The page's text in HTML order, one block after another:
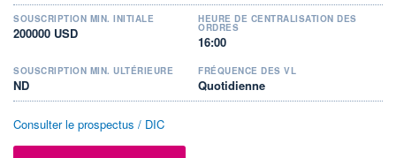
SOUSCRIPTION MIN. INITIALE
200000 USD
HEURE DE CENTRALISATION DES
ORDRES
16:00
SOUSCRIPTION MIN. ULTÉRIEURE
ND
FRÉQUENCE DES VL
Quotidienne
Consulter le prospectus / DIC